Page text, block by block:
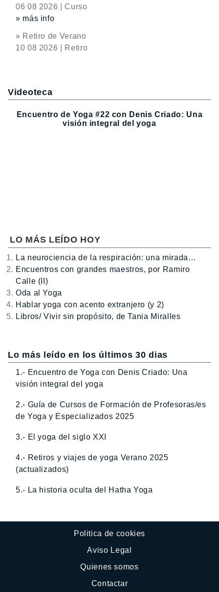
06 08 2026 | Curso
» más info
» Retiro de Verano
10 08 2026 | Retiro
Videoteca
Encuentro de Yoga #22 con Denis Criado: Una
visión integral del yoga
LO MÁS LEÍDO HOY
La neurociencia de la respiración: una mirada…
Encuentros con grandes maestros, por Ramiro
Calle (II)
Oda al Yoga
Hablar yoga con acento extranjero (y 2)
Libros/ Vivir sin propósito, de Tania Miralles
Lo más leído en los últimos 30 dias
1.- Encuentro de Yoga con Denis Criado: Una
visión integral del yoga
2.- Guía de Cursos de Formación de Profesoras/es
de Yoga y Especializados 2025
3.- El yoga del siglo XXI
4.- Retiros y viajes de yoga Verano 2025
(actualizados)
5.- La historia oculta del Hatha Yoga
Politica de cookies
Aviso Legal
Quienes somos
Contactar